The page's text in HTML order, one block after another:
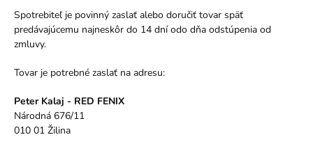
Spotrebiteľ je povinný zaslať alebo doručiť tovar späť
predávajúcemu najneskôr do 14 dní odo dňa odstúpenia od
zmluvy.
Tovar je potrebné zaslať na adresu:
Peter Kalaj - RED FENIX
Národná 676/11
010 01 Žilina